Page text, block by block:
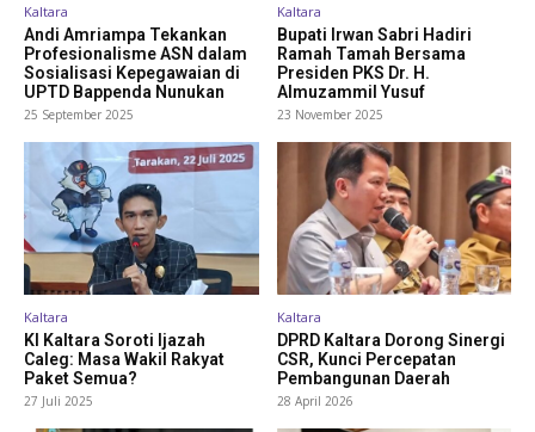
Kaltara
Andi Amriampa Tekankan
Profesionalisme ASN dalam
Sosialisasi Kepegawaian di
UPTD Bappenda Nunukan
25 September 2025
Kaltara
Bupati Irwan Sabri Hadiri
Ramah Tamah Bersama
Presiden PKS Dr. H.
Almuzammil Yusuf
23 November 2025
Kaltara
KI Kaltara Soroti Ijazah
Caleg: Masa Wakil Rakyat
Paket Semua?
27 Juli 2025
Kaltara
DPRD Kaltara Dorong Sinergi
CSR, Kunci Percepatan
Pembangunan Daerah
28 April 2026